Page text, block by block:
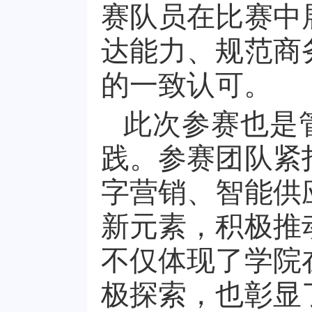
赛队员在比赛
达能力、规范
的一致认可。
此次参赛也是
践。参赛团队
字营销、智能
新元素，积极
不仅体现了学
极探索，也彰显